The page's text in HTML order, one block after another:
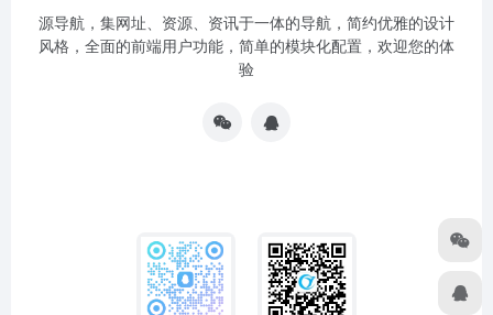
源导航，集网址、资源、资讯于一体的导航，简约优雅的设计
风格，全面的前端用户功能，简单的模块化配置，欢迎您的体
验